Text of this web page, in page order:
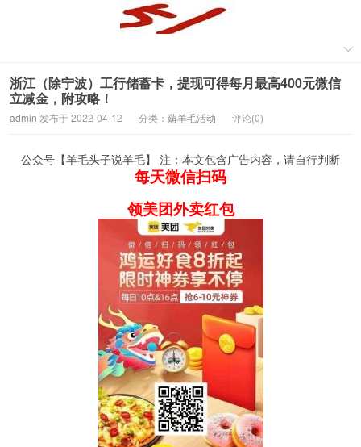
浙江（除宁波）工行储蓄卡，提现可得每月最高400元微信
立减金，附攻略！
admin 发布于 2022-04-12 分类： 薅羊毛活动 评论(0)
公众号【羊毛头子说羊毛】 注：本文包含广告内容，请自行判断
每天微信扫码
领美团外卖红包